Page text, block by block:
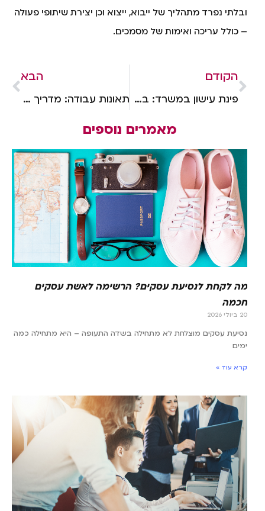
ובלתי נפרד מתהליך של ייבוא, ייצוא וכן יצירת שיתופי פעולה
– כולל עריכה ואימות של מסמכים.
הקודם
פינת עישון במשרד: בעד או נגד?
הבא
תאונות עבודה: מדריך למעסיקים
מאמרים נוספים
מה לקחת לנסיעת עסקים? הרשימה לאשת עסקים
חכמה
20 ביולי 2026
נסיעת עסקים מוצלחת לא מתחילה בשדה התעופה – היא מתחילה כמה
ימים
קרא עוד »